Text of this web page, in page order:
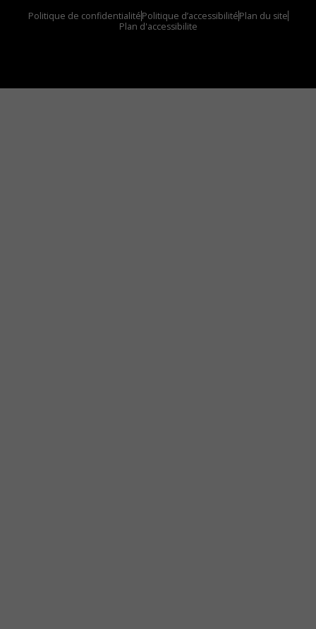
Politique de confidentialitéPolitique d’accessibilitéPlan du site
Plan d'accessibilite